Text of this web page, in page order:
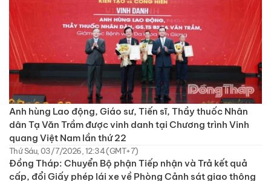
Anh hùng Lao động, Giáo sư, Tiến sĩ, Thầy thuốc Nhân
dân Tạ Văn Trầm được vinh danh tại Chương trình Vinh
quang Việt Nam lần thứ 22
Thứ Sáu, 03/7/2026, 12:34 (GMT+7)
Đồng Tháp: Chuyển Bộ phận Tiếp nhận và Trả kết quả
cấp, đổi Giấy phép lái xe về Phòng Cảnh sát giao thông